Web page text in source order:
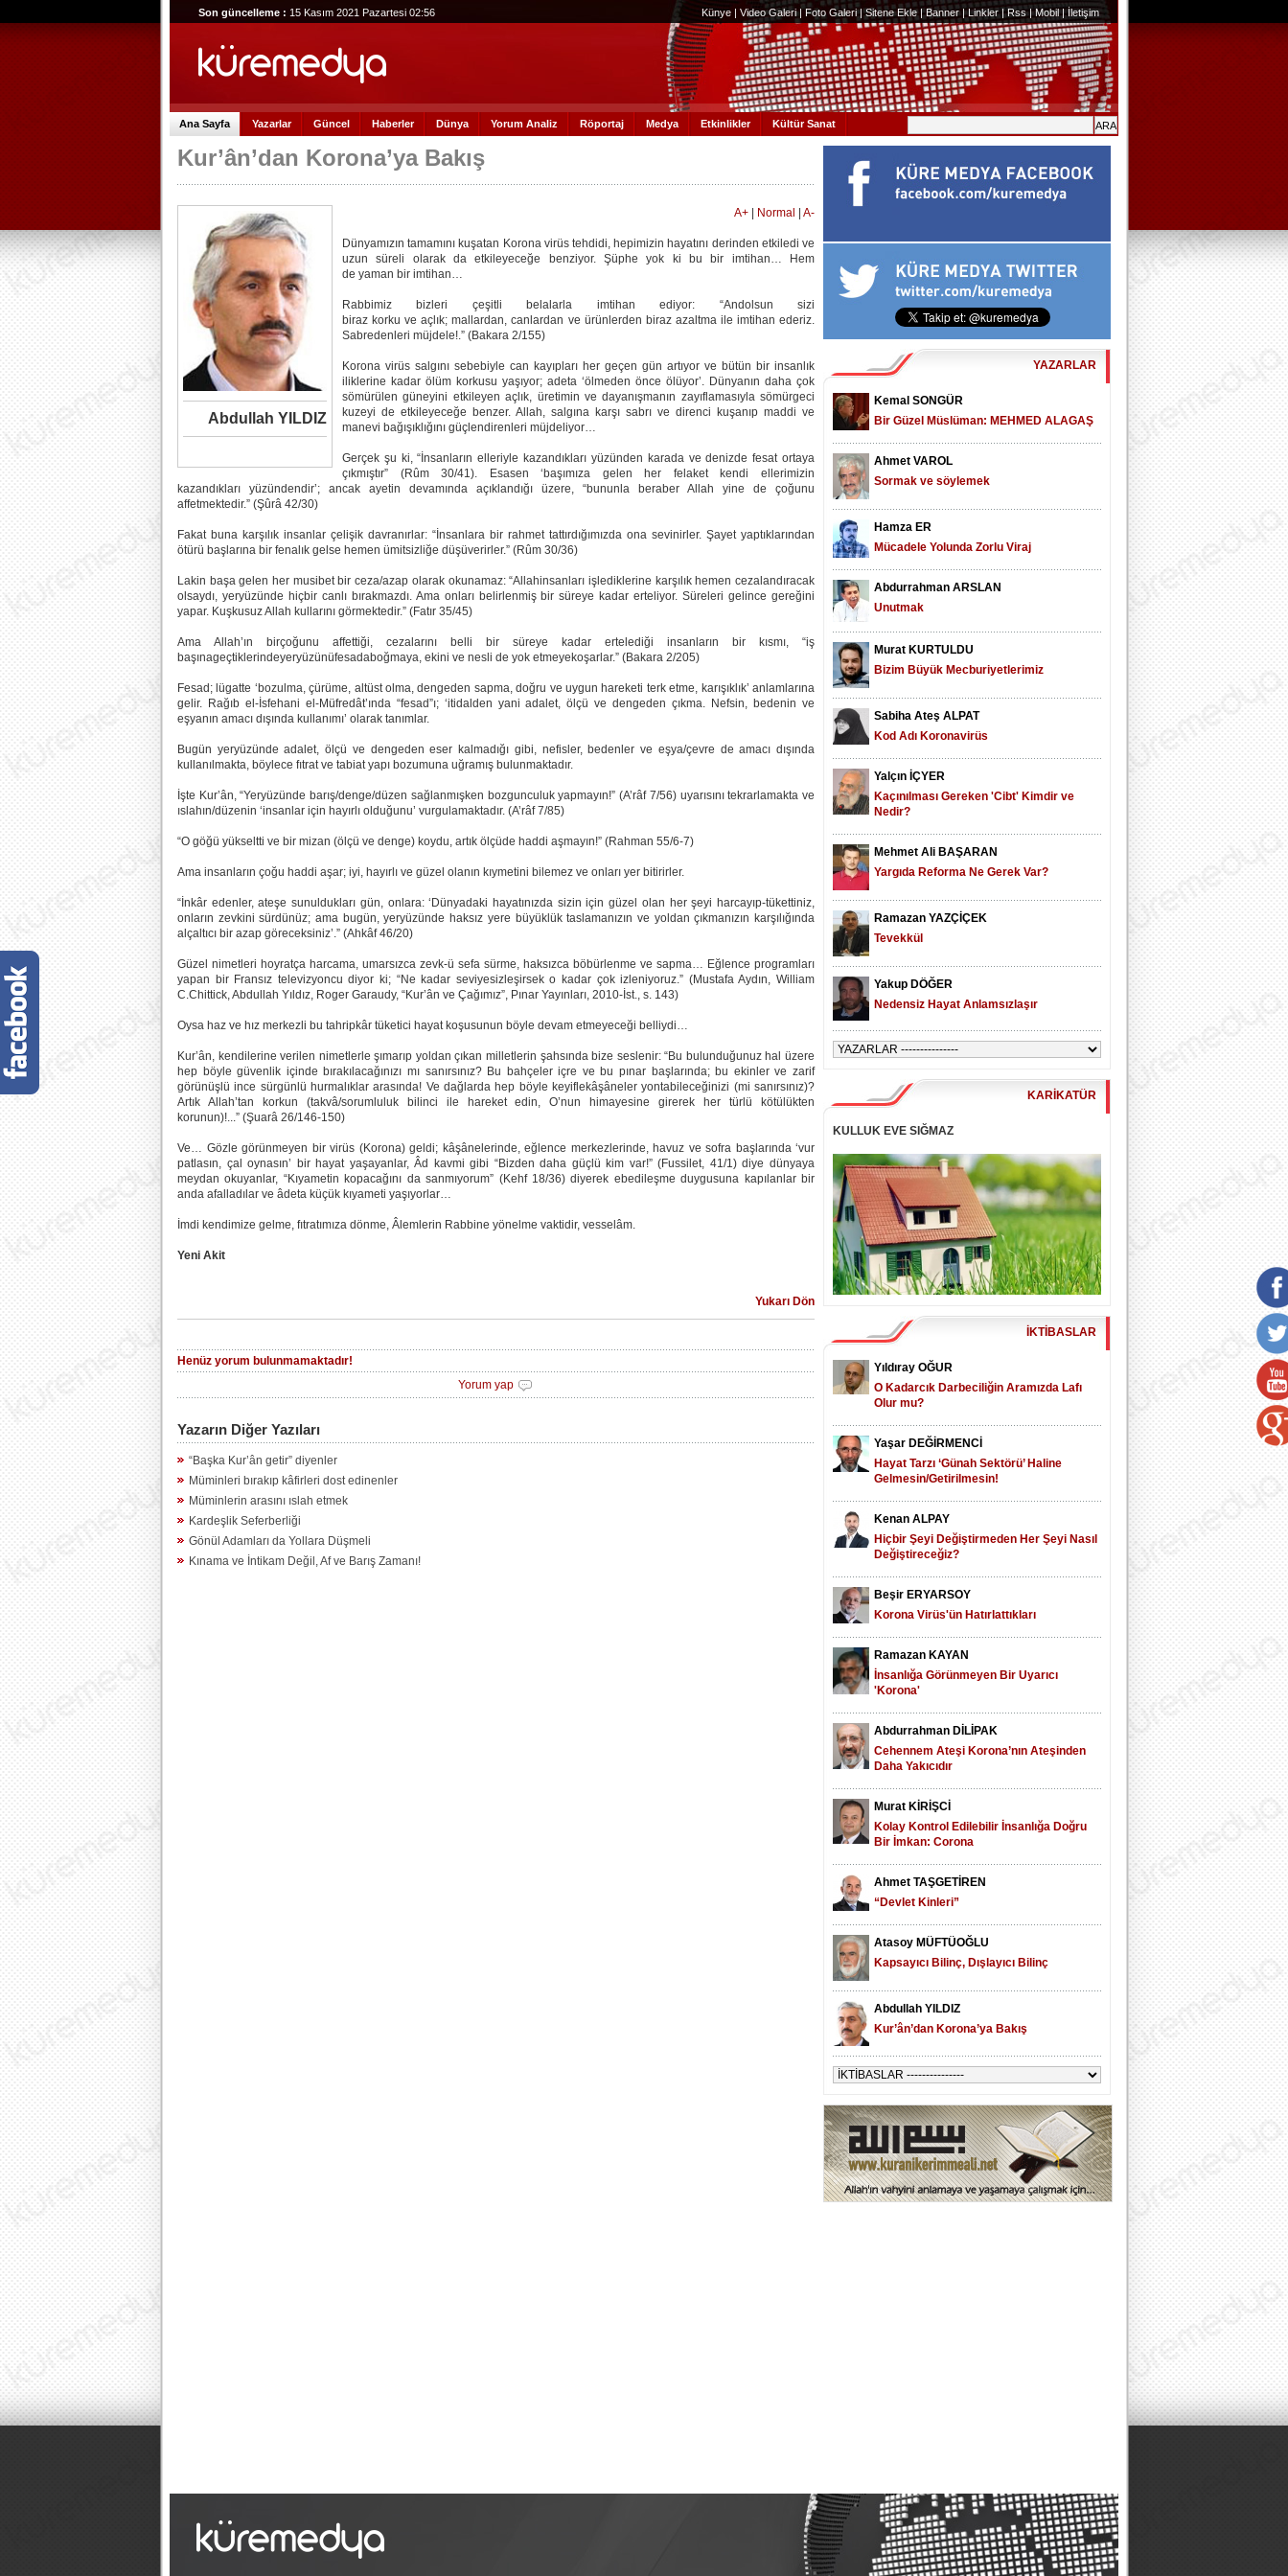
Son güncelleme : 15 Kasım 2021 Pazartesi 02:56 Künye | Video Galeri|Foto Galeri|Sitene Ekle|Banner|Linkler|Rss|Mobil|İletişim
Ana Sayfa Yazarlar Güncel Haberler Dünya Yorum Analiz Röportaj Medya Etkinlikler Kültür Sanat
Kur’ân’dan Korona’ya Bakış
Abdullah YILDIZ
A+ Normal A-
Dünyamızın tamamını kuşatan Korona virüs tehdidi, hepimizin hayatını derinden etkiledi ve
uzun süreli olarak da etkileyeceğe benziyor. Şüphe yok ki bu bir imtihan… Hem
de yaman bir imtihan…
Rabbimiz bizleri çeşitli belalarla imtihan ediyor: “Andolsun sizi
biraz korku ve açlık; mallardan, canlardan ve ürünlerden biraz azaltma ile imtihan ederiz.
Sabredenleri müjdele!.” (Bakara 2/155)
Korona virüs salgını sebebiyle can kayıpları her geçen gün artıyor ve bütün bir insanlık
iliklerine kadar ölüm korkusu yaşıyor; adeta ‘ölmeden önce ölüyor’. Dünyanın daha çok
sömürülen güneyini etkileyen açlık, üretimin ve dayanışmanın zayıflamasıyla sömürgeci
kuzeyi de etkileyeceğe benzer. Allah, salgına karşı sabrı ve direnci kuşanıp maddi ve
manevi bağışıklığını güçlendirenleri müjdeliyor…
Gerçek şu ki, “İnsanların elleriyle kazandıkları yüzünden karada ve denizde fesat ortaya
çıkmıştır” (Rûm 30/41). Esasen ‘başımıza gelen her felaket kendi ellerimizin
kazandıkları yüzündendir’; ancak ayetin devamında açıklandığı üzere, “bununla beraber Allah yine de çoğunu
affetmektedir.” (Şûrâ 42/30)
Fakat buna karşılık insanlar çelişik davranırlar: “İnsanlara bir rahmet tattırdığımızda ona sevinirler. Şayet yaptıklarından
ötürü başlarına bir fenalık gelse hemen ümitsizliğe düşüverirler.” (Rûm 30/36)
Lakin başa gelen her musibet bir ceza/azap olarak okunamaz: “Allahinsanları işlediklerine karşılık hemen cezalandıracak
olsaydı, yeryüzünde hiçbir canlı bırakmazdı. Ama onları belirlenmiş bir süreye kadar erteliyor. Süreleri gelince gereğini
yapar. Kuşkusuz Allah kullarını görmektedir.” (Fatır 35/45)
Ama Allah’ın birçoğunu affettiği, cezalarını belli bir süreye kadar ertelediği insanların bir kısmı, “iş
başınageçtiklerindeyeryüzünüfesadaboğmaya, ekini ve nesli de yok etmeyekoşarlar.” (Bakara 2/205)
Fesad; lügatte ‘bozulma, çürüme, altüst olma, dengeden sapma, doğru ve uygun hareketi terk etme, karışıklık’ anlamlarına
gelir. Rağıb el-İsfehani el-Müfredât’ında “fesad”ı; ‘itidalden yani adalet, ölçü ve dengeden çıkma. Nefsin, bedenin ve
eşyanın amacı dışında kullanımı’ olarak tanımlar.
Bugün yeryüzünde adalet, ölçü ve dengeden eser kalmadığı gibi, nefisler, bedenler ve eşya/çevre de amacı dışında
kullanılmakta, böylece fıtrat ve tabiat yapı bozumuna uğramış bulunmaktadır.
İşte Kur’ân, “Yeryüzünde barış/denge/düzen sağlanmışken bozgunculuk yapmayın!” (A’râf 7/56) uyarısını tekrarlamakta ve
ıslahın/düzenin ‘insanlar için hayırlı olduğunu’ vurgulamaktadır. (A’râf 7/85)
“O göğü yükseltti ve bir mizan (ölçü ve denge) koydu, artık ölçüde haddi aşmayın!” (Rahman 55/6-7)
Ama insanların çoğu haddi aşar; iyi, hayırlı ve güzel olanın kıymetini bilemez ve onları yer bitirirler.
“İnkâr edenler, ateşe sunuldukları gün, onlara: ‘Dünyadaki hayatınızda sizin için güzel olan her şeyi harcayıp-tükettiniz,
onların zevkini sürdünüz; ama bugün, yeryüzünde haksız yere büyüklük taslamanızın ve yoldan çıkmanızın karşılığında
alçaltıcı bir azap göreceksiniz’.” (Ahkâf 46/20)
Güzel nimetleri hoyratça harcama, umarsızca zevk-ü sefa sürme, haksızca böbürlenme ve sapma… Eğlence programları
yapan bir Fransız televizyoncu diyor ki; “Ne kadar seviyesizleşirsek o kadar çok izleniyoruz.” (Mustafa Aydın, William
C.Chittick, Abdullah Yıldız, Roger Garaudy, “Kur’ân ve Çağımız”, Pınar Yayınları, 2010-İst., s. 143)
Oysa haz ve hız merkezli bu tahripkâr tüketici hayat koşusunun böyle devam etmeyeceği belliydi…
Kur’ân, kendilerine verilen nimetlerle şımarıp yoldan çıkan milletlerin şahsında bize seslenir: “Bu bulunduğunuz hal üzere
hep böyle güvenlik içinde bırakılacağınızı mı sanırsınız? Bu bahçeler içre ve bu pınar başlarında; bu ekinler ve zarif
görünüşlü ince sürgünlü hurmalıklar arasında! Ve dağlarda hep böyle keyiflekâşâneler yontabileceğinizi (mi sanırsınız)?
Artık Allah’tan korkun (takvâ/sorumluluk bilinci ile hareket edin, O’nun himayesine girerek her türlü kötülükten
korunun)!...” (Şuarâ 26/146-150)
Ve… Gözle görünmeyen bir virüs (Korona) geldi; kâşânelerinde, eğlence merkezlerinde, havuz ve sofra başlarında ‘vur
patlasın, çal oynasın’ bir hayat yaşayanlar, Âd kavmi gibi “Bizden daha güçlü kim var!” (Fussilet, 41/1) diye dünyaya
meydan okuyanlar, “Kıyametin kopacağını da sanmıyorum” (Kehf 18/36) diyerek ebedileşme duygusuna kapılanlar bir
anda afalladılar ve âdeta küçük kıyameti yaşıyorlar…
İmdi kendimize gelme, fıtratımıza dönme, Âlemlerin Rabbine yönelme vaktidir, vesselâm.
Yeni Akit
Yukarı Dön
Henüz yorum bulunmamaktadır!
Yorum yap
Yazarın Diğer Yazıları
“Başka Kur’ân getir” diyenler
Müminleri bırakıp kâfirleri dost edinenler
Müminlerin arasını ıslah etmek
Kardeşlik Seferberliği
Gönül Adamları da Yollara Düşmeli
Kınama ve İntikam Değil, Af ve Barış Zamanı!
YAZARLAR
Kemal SONGÜR
Bir Güzel Müslüman: MEHMED ALAGAŞ
Ahmet VAROL
Sormak ve söylemek
Hamza ER
Mücadele Yolunda Zorlu Viraj
Abdurrahman ARSLAN
Unutmak
Murat KURTULDU
Bizim Büyük Mecburiyetlerimiz
Sabiha Ateş ALPAT
Kod Adı Koronavirüs
Yalçın İÇYER
Kaçınılması Gereken 'Cibt' Kimdir ve
Nedir?
Mehmet Ali BAŞARAN
Yargıda Reforma Ne Gerek Var?
Ramazan YAZÇİÇEK
Tevekkül
Yakup DÖĞER
Nedensiz Hayat Anlamsızlaşır
KARİKATÜR
KULLUK EVE SIĞMAZ
İKTİBASLAR
Yıldıray OĞUR
O Kadarcık Darbeciliğin Aramızda Lafı
Olur mu?
Yaşar DEĞİRMENCİ
Hayat Tarzı ‘Günah Sektörü’ Haline
Gelmesin/Getirilmesin!
Kenan ALPAY
Hiçbir Şeyi Değiştirmeden Her Şeyi Nasıl
Değiştireceğiz?
Beşir ERYARSOY
Korona Virüs'ün Hatırlattıkları
Ramazan KAYAN
İnsanlığa Görünmeyen Bir Uyarıcı
'Korona'
Abdurrahman DİLİPAK
Cehennem Ateşi Korona’nın Ateşinden
Daha Yakıcıdır
Murat KİRİŞCİ
Kolay Kontrol Edilebilir İnsanlığa Doğru
Bir İmkan: Corona
Ahmet TAŞGETİREN
“Devlet Kinleri”
Atasoy MÜFTÜOĞLU
Kapsayıcı Bilinç, Dışlayıcı Bilinç
Abdullah YILDIZ
Kur’ân’dan Korona’ya Bakış